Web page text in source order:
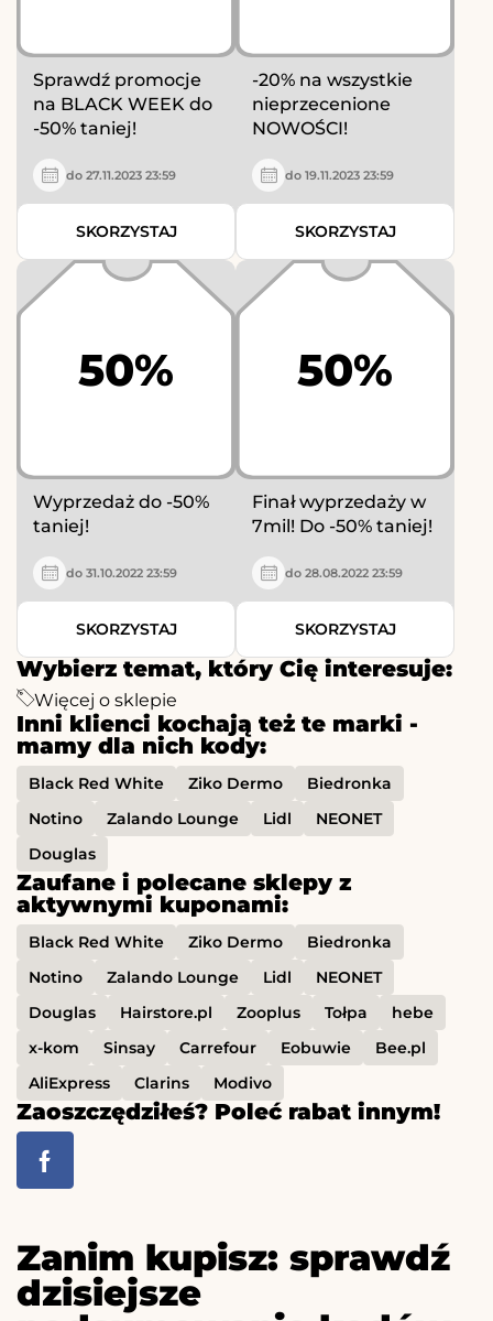
Wybierz temat, który Cię interesuje:
Więcej o sklepie
Inni klienci kochają też te marki -
mamy dla nich kody:
Black Red White Ziko Dermo
Biedronka
Notino
Zalando Lounge Lidl
NEONET
Douglas
Zaufane i polecane sklepy z
aktywnymi kuponami:
Black Red White Ziko Dermo
Biedronka
Notino
Zalando Lounge Lidl
NEONET
Douglas
Hairstore.pl Zooplus Tołpa
hebe
x-kom
Sinsay Carrefour Eobuwie
Bee.pl
AliExpress
Clarins Modivo
Zaoszczędziłeś? Poleć rabat innym!
Sprawdź promocje
na BLACK WEEK do
-50% taniej!
do 27.11.2023 23:59
SKORZYSTAJ
-20% na wszystkie
nieprzecenione
NOWOŚCI!
do 19.11.2023 23:59
SKORZYSTAJ
50%
Wyprzedaż do -50%
taniej!
do 31.10.2022 23:59
SKORZYSTAJ
50%
Finał wyprzedaży w
7mil! Do -50% taniej!
do 28.08.2022 23:59
SKORZYSTAJ
Zanim kupisz: sprawdź
dzisiejsze